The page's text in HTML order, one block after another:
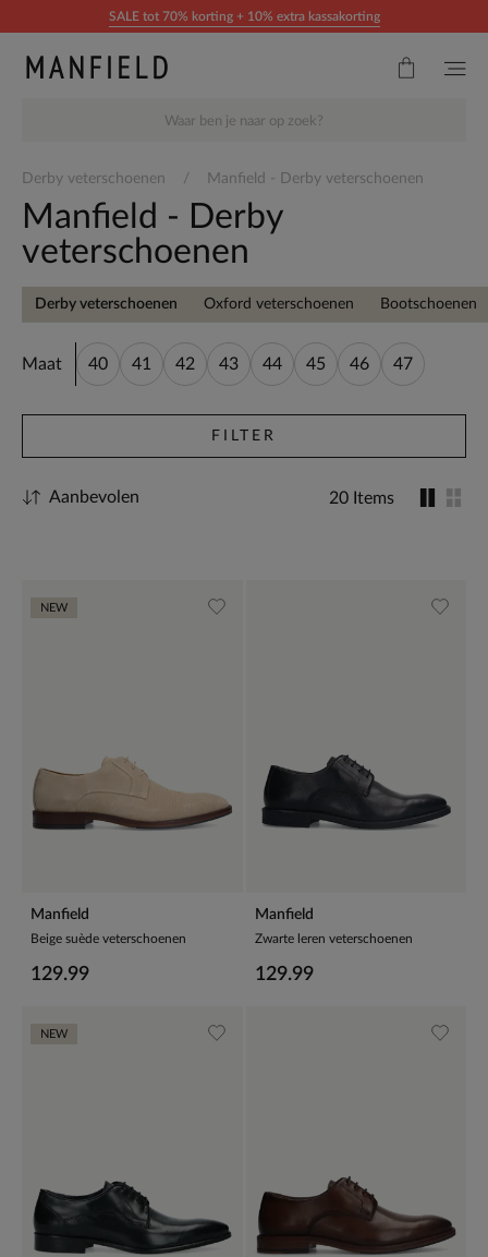
Doorgaan naar artikelSALE tot 70% korting + 10% extra kassakorting
Derby veterschoenen Manfield - Derby veterschoenen
Manfield - Derby
veterschoenen
Derby veterschoenen Oxford veterschoenen Bootschoenen
Maat 40 41 42 43 44 45 46 47
FILTER
20 Items
Aanbevolen
Manfield
Beige suède veterschoenen
129.99
NEW
Manfield
Zwarte leren veterschoenen
129.99
NEW